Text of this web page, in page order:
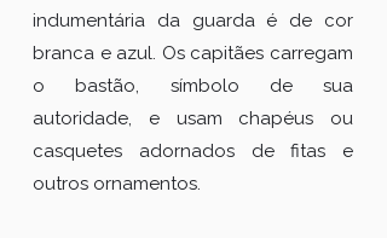
indumentária da guarda é de cor
branca e azul. Os capitães carregam
o bastão, símbolo de sua
autoridade, e usam chapéus ou
casquetes adornados de fitas e
outros ornamentos.